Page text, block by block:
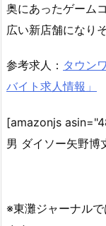
奥にあったゲーム
広い新店舗になり
参考求人： タウン
バイト求人情報」
[amazonjs
男 ダイソー矢野博
※東灘ジャーナル